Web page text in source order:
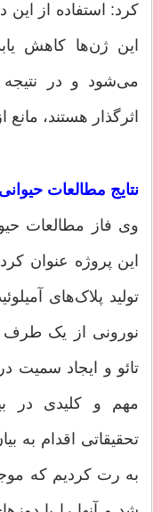
کرد: استفاده از
این ژن‌ها کاهش
می‌شود و در نتیجه
اثرگذار هستند،
نتایج مطالعات حیوانی
وی فاز مطالعات
این پروژه عنوان
تولید پلاک‌های
نورونی از یک طرف
تائو و ایجاد سمیت
مهم و کلیدی در
به رت کردیم که